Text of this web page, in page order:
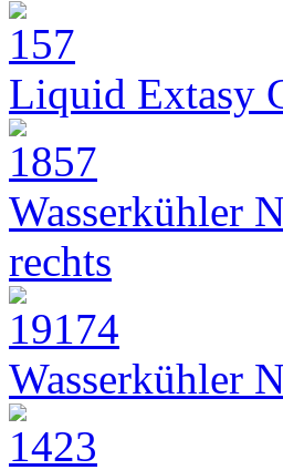
Liquid Extasy
Wasserkühler
rechts
Wasserkühler